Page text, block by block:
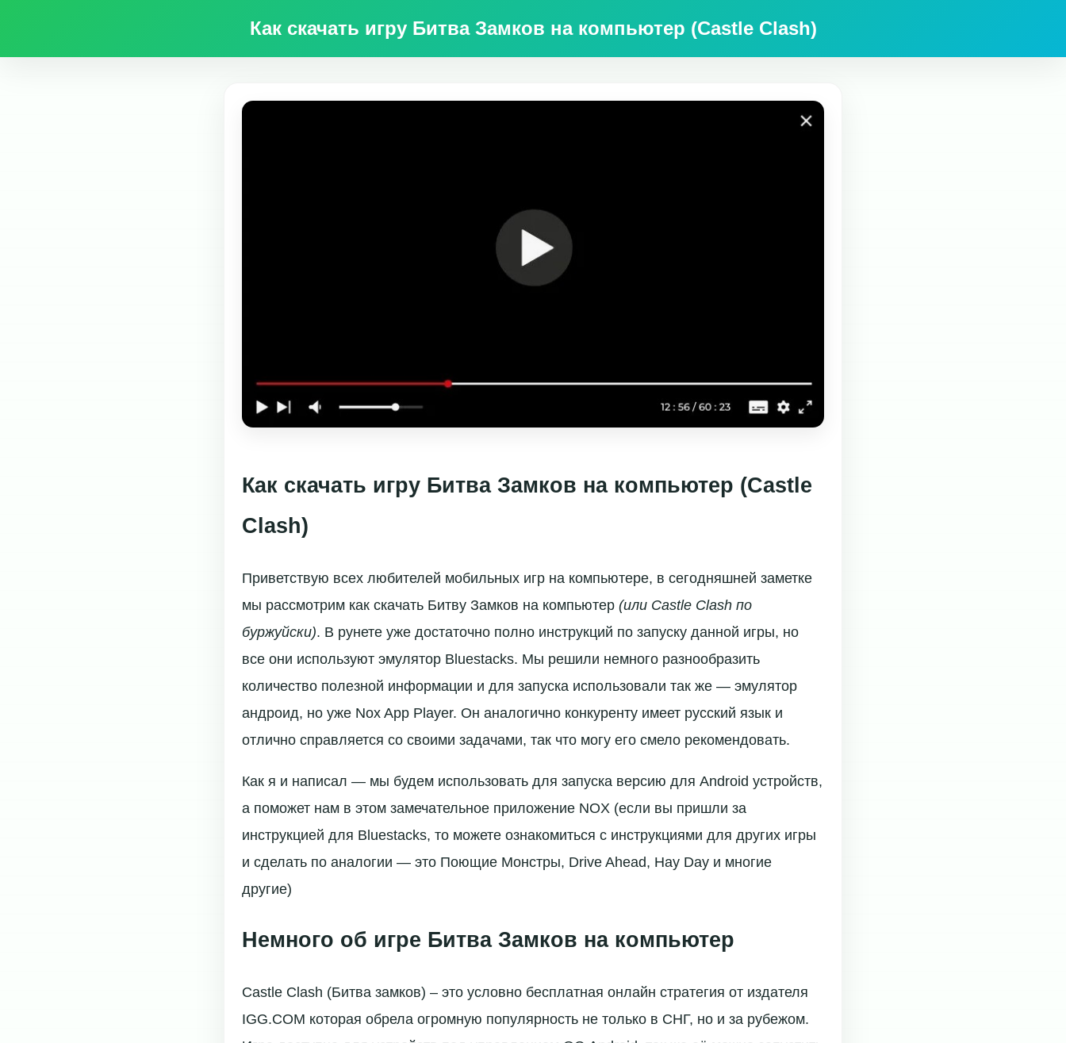
Как скачать игру Битва Замков на компьютер (Castle Clash)
Как скачать игру Битва Замков на компьютер (Castle
Clash)
Приветствую всех любителей мобильных игр на компьютере, в сегодняшней заметке
мы рассмотрим как скачать Битву Замков на компьютер (или Castle Clash по
буржуйски). В рунете уже достаточно полно инструкций по запуску данной игры, но
все они используют эмулятор Bluestacks. Мы решили немного разнообразить
количество полезной информации и для запуска использовали так же — эмулятор
андроид, но уже Nox App Player. Он аналогично конкуренту имеет русский язык и
отлично справляется со своими задачами, так что могу его смело рекомендовать.
Как я и написал — мы будем использовать для запуска версию для Android устройств,
а поможет нам в этом замечательное приложение NOX (если вы пришли за
инструкцией для Bluestacks, то можете ознакомиться с инструкциями для других игры
и сделать по аналогии — это Поющие Монстры, Drive Ahead, Hay Day и многие
другие)
Немного об игре Битва Замков на компьютер
Castle Clash (Битва замков) – это условно бесплатная онлайн стратегия от издателя
IGG.COM которая обрела огромную популярность не только в СНГ, но и за рубежом.